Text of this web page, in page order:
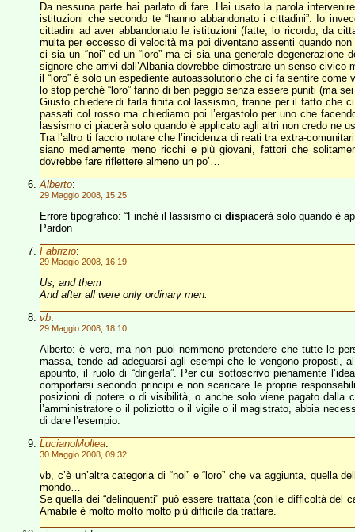
Da nessuna parte hai parlato di fare. Hai usato la parola
istituzioni che secondo te “hanno abbandonato i cittadini”. Io
cittadini ad aver abbandonato le istituzioni (fatte, lo ricordo, da
multa per eccesso di velocità ma poi diventano assenti quando
ci sia un “noi” ed un “loro” ma ci sia una generale
signore che arrivi dall’Albania dovrebbe dimostrare un senso civico
il “loro” è solo un espediente autoassolutorio che ci fa sentire
lo stop perché “loro” fanno di ben peggio senza essere puniti (ma
Giusto chiedere di farla finita col lassismo, tranne per il fatto che
passati col rosso ma chiediamo poi l’ergastolo per uno che
lassismo ci piacerà solo quando è applicato agli altri non credo ne
Tra l’altro ti faccio notare che l’incidenza di reati tra extra-
siano mediamente meno ricchi e più giovani, fattori che
dovrebbe fare riflettere almeno un po’…
Alberto:
29 Maggio 2008, 15:25
Errore tipografico: “Finché il lassismo ci dispiacerà solo quando è
Pardon
Fabrizio:
29 Maggio 2008, 16:19
Us, and them
And after all were only ordinary men.
vb:
29 Maggio 2008, 18:10
Alberto: è vero, ma non puoi nemmeno pretendere che tutte le
massa, tende ad adeguarsi agli esempi che le vengono proposti,
appunto, il ruolo di “dirigerla”. Per cui sottoscrivo pienamente
comportarsi secondo principi e non scaricare le proprie
posizioni di potere o di visibilità, o anche solo viene pagato dalla
l’amministratore o il poliziotto o il vigile o il magistrato, abbia
di dare l’esempio.
LucianoMollea:
30 Maggio 2008, 09:32
vb, c’è un’altra categoria di “noi” e “loro” che va aggiunta, quella
mondo…
Se quella dei “delinquenti” può essere trattata (con le difficoltà del
Amabile è molto molto molto più difficile da trattare.